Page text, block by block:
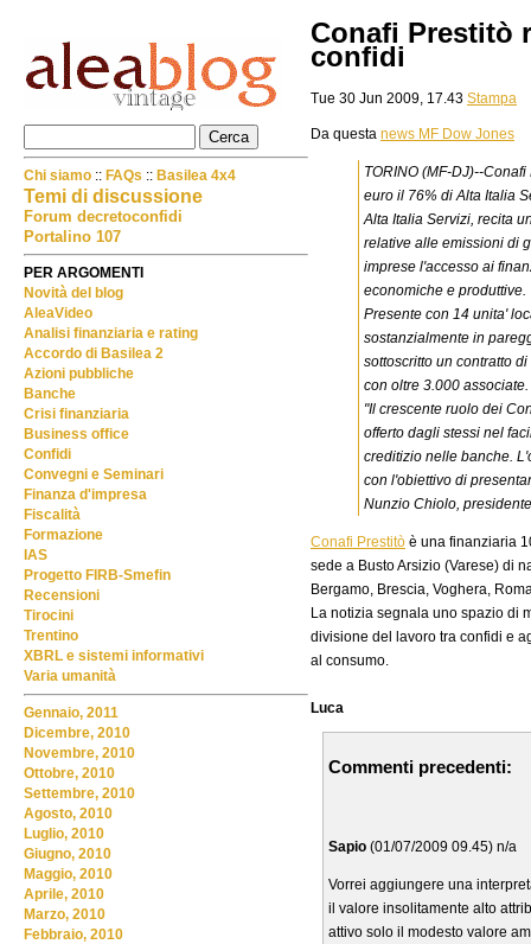
Conafi Prestitò
confidi
Tue 30 Jun 2009, 17.43 Stampa
Da questa news MF Dow Jones
TORINO (MF-DJ)--
euro il 76% di Alta Italia
Alta Italia Servizi, recita
relative alle emissioni di
imprese l'accesso ai
economiche e produttive.
Presente con 14 unita'
sostanzialmente in
sottoscritto un contratto
con oltre 3.000 associate.
"Il crescente ruolo dei
offerto dagli stessi nel
creditizio nelle banche.
con l'obiettivo di
Nunzio Chiolo,
Conafi Prestitò è una finanziaria
sede a Busto Arsizio (Varese) di
Bergamo, Brescia, Voghera,
La notizia segnala uno spazio di
divisione del lavoro tra confidi e
al consumo.
Luca
Commenti precedenti:
Sapio (01/07/2009 09.45) n/a
Vorrei aggiungere una
il valore insolitamente alto
attivo solo il modesto valore
Chi siamo :: FAQs :: Basilea 4x4
Temi di discussione
Forum decretoconfidi
Portalino 107
PER ARGOMENTI
Novità del blog
AleaVideo
Analisi finanziaria e rating
Accordo di Basilea 2
Azioni pubbliche
Banche
Crisi finanziaria
Business office
Confidi
Convegni e Seminari
Finanza d'impresa
Fiscalità
Formazione
IAS
Progetto FIRB-Smefin
Recensioni
Tirocini
Trentino
XBRL e sistemi informativi
Varia umanità
Gennaio, 2011
Dicembre, 2010
Novembre, 2010
Ottobre, 2010
Settembre, 2010
Agosto, 2010
Luglio, 2010
Giugno, 2010
Maggio, 2010
Aprile, 2010
Marzo, 2010
Febbraio, 2010